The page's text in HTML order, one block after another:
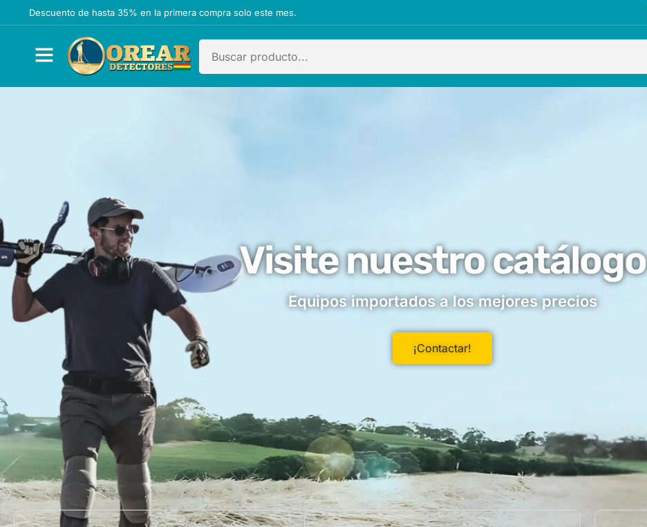
Descuento de hasta 35% en la primera compra solo este mes.
Visite nuestro catálogo
Equipos importados a los mejores precios
¡Contactar!